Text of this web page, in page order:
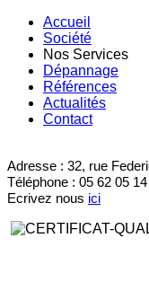
Accueil
Société
Nos Services
Dépannage
Références
Actualités
Contact
Adresse : 32, rue
Téléphone : 05 62 05
Ecrivez nous ici